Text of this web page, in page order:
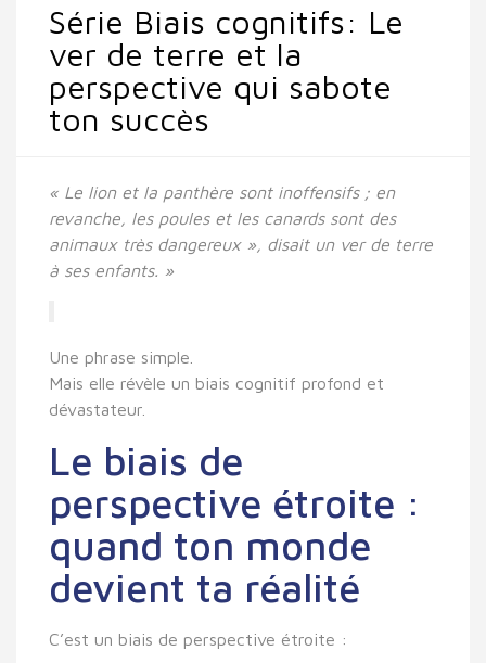
Série Biais cognitifs: Le
ver de terre et la
perspective qui sabote
ton succès
« Le lion et la panthère sont inoffensifs ; en
revanche, les poules et les canards sont des
animaux très dangereux », disait un ver de terre
à ses enfants. »
Une phrase simple.
Mais elle révèle un biais cognitif profond et
dévastateur.
Le biais de
perspective étroite :
quand ton monde
devient ta réalité
C’est un biais de perspective étroite :